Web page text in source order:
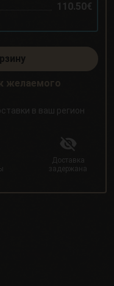
110.50€
желаемого
в ваш регион
Доставка
задержана